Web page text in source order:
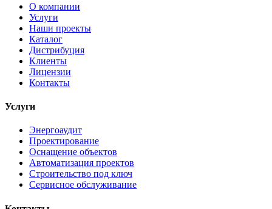
О компании
Услуги
Наши проекты
Каталог
Дистрибуция
Клиенты
Лицензии
Контакты
Услуги
Энергоаудит
Проектирование
Оснащение объектов
Автоматизация проектов
Строительство под ключ
Сервисное обслуживание